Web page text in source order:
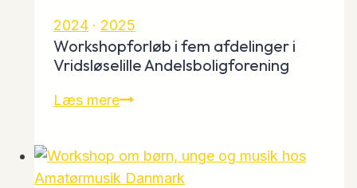
amatørmusikken
(FUKA)
2024 · 2025
Workshopforløb i fem afdelinger i
Vridsløselille Andelsboligforening
Læs mereWorkshopforløb
afdelinger